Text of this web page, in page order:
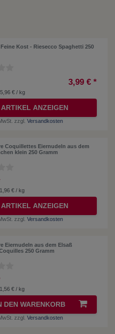
Kost - Riesecco Spaghetti 250
3,99 € *
€ / kg
ARTIKEL ANZEIGEN
zzgl.Versandkosten
Coquillettes Eiernudeln aus dem
klein 250 Gramm
€ / kg
ARTIKEL ANZEIGEN
zzgl.Versandkosten
Eiernudeln aus dem Elsaß
250 Gramm
€ / kg
DEN WARENKORB
zzgl.Versandkosten